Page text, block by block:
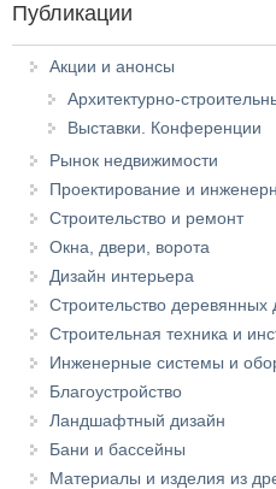
Публикации
Акции и анонсы
Архитектурно-
Выставки. Конференции
Рынок недвижимости
Проектирование и
Строительство и ремонт
Окна, двери, ворота
Дизайн интерьера
Строительство деревянных
Строительная техника и
Инженерные системы и
Благоустройство
Ландшафтный дизайн
Бани и бассейны
Материалы и изделия из